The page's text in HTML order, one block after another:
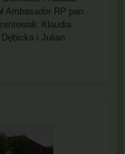
Ambasador RP pan
Klaudia
i Julian